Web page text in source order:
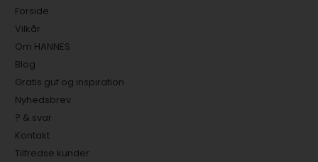
Forside
Vilkår
Om HANNES
Blog
Gratis guf og inspiration
Nyhedsbrev
? & svar
Kontakt
Tilfredse kunder